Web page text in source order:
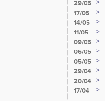
29/05 >
17/05
>
14/05
>
11/05
>
09/05
>
06/05
>
05/05
>
29/04
>
20/04
>
17/04
>